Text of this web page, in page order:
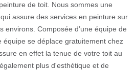
de toit. Nous sommes une
assure des services en peinture sur
environs. Composée d’une équipe de
équipe se déplace gratuitement chez
en effet la tenue de votre toit au
plus d'esthétique et de